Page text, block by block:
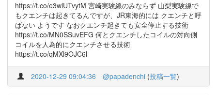
https://t.co/e3wiUTvytM 宮崎実験線のみならず 山梨実験線で
もクエンチは起きてるんですが、JR東海的には クエンチと呼
ばない ようです なおクエンチ起きても安全停止する技術
https://t.co/MN0SSuvEFG 何とクエンチしたコイルの対向側
コイルを人為的にクエンチさせる技術
https://t.co/qMXl9OJC6l
2020-12-29 09:04:36 @papadenchi (投稿一覧)